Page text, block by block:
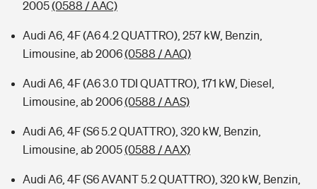
2005(0588 / AAC)
Audi A6, 4F (A6 4.2 QUATTRO), 257 kW, Benzin,
Limousine, ab 2006(0588 / AAQ)
Audi A6, 4F (A6 3.0 TDI QUATTRO), 171 kW, Diesel,
Limousine, ab 2006(0588 / AAS)
Audi A6, 4F (S6 5.2 QUATTRO), 320 kW, Benzin,
Limousine, ab 2005(0588 / AAX)
Audi A6, 4F (S6 AVANT 5.2 QUATTRO), 320 kW, Benzin,